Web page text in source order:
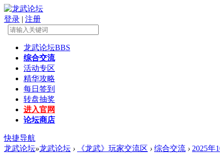
登录 | 注册
龙武论坛BBS
综合交流
活动专区
精华攻略
每日签到
转盘抽奖
进入官网
论坛商店
快捷导航
龙武论坛»龙武论坛 › 《龙武》玩家交流区 › 综合交流 › 2025年